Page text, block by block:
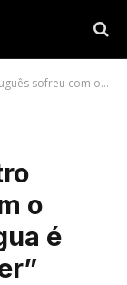
que a língua é difícil de compreender”
o
é